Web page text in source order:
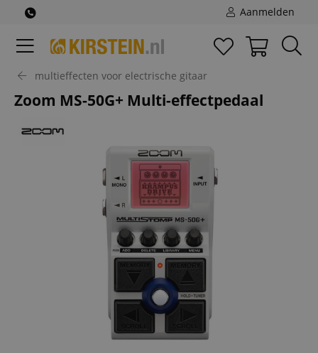
Aanmelden
multieffecten voor electrische gitaar
Zoom MS-50G+ Multi-effectpedaal